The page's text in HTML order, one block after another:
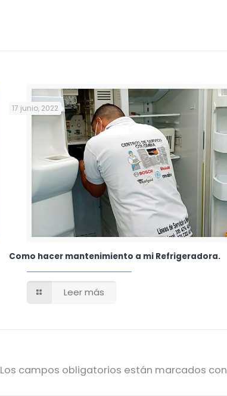
17 junio, 2022
Como hacer mantenimiento a mi Refrigeradora.
Leer más
Los campos obligatorios están marcados con